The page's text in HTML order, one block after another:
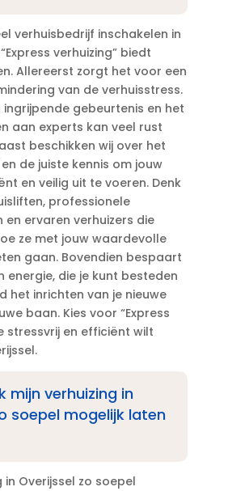
verhuisbedrijf inschakelen in
verhuizing” biedt
Allereerst zorgt het voor een
van de verhuisstress.​
ingrijpende gebeurtenis en het
aan experts kan veel rust
beschikken wij over het
de juiste kennis om jouw
en veilig uit te voeren.​ Denk
professionele
ervaren verhuizers die
ze met jouw waardevolle
gaan.​ Bovendien bespaart
energie, die je kunt besteden
het inrichten van je nieuwe
baan.​ Kies voor “Express
stressvrij en efficiënt wilt
mijn verhuizing in
soepel mogelijk laten
in Overijssel zo soepel